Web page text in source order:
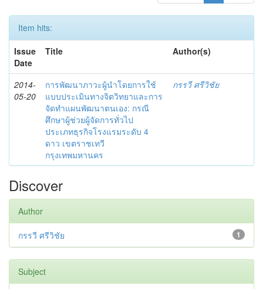
Item hits:
Issue
Date
Title Author(s)
2014-
05-20
การพัฒนาภาวะผู้นำโดยการใช้
แบบประเมินทางจิตวิทยาและการ
จัดทำแผนพัฒนาตนเอง: กรณี
ศึกษาผู้ช่วยผู้จัดการทั่วไป
ประเภทธุรกิจโรงแรมระดับ 4
ดาว เขตราชเทวี
กรุงเทพมหานคร
กรรวี ศรีวิชัย
Discover
Author
1
กรรวี ศรีวิชัย
Subject